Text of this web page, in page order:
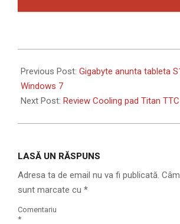
06-
02
Previous Post: Gigabyte anunta tableta
Windows 7
Next Post: Review Cooling pad Titan
LASĂ UN RĂSPUNS
Adresa ta de email nu va fi publicată.
sunt marcate cu *
Comentariu
*